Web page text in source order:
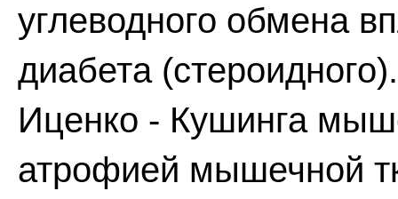
углеводного обмена
диабета
Иценко - Кушинга
атрофией мышечной